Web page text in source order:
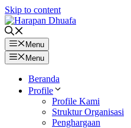
Skip to content
Menu
Menu
Beranda
Profile
Profile Kami
Struktur Organisasi
Penghargaan